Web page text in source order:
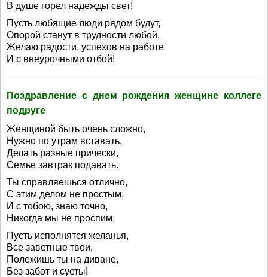
В душе горел надежды свет!
Пусть любящие люди рядом будут,
Опорой станут в трудности любой.
Желаю радости, успехов на работе
И с внеурочными отбой!
Поздравление с днем рождения женщине коллеге
подруге
Женщиной быть очень сложно,
Нужно по утрам вставать,
Делать разные прически,
Семье завтрак подавать.
Ты справляешься отлично,
С этим делом не простым,
И с тобою, знаю точно,
Никогда мы не проспим.
Пусть исполнятся желанья,
Все заветные твои,
Полежишь ты на диване,
Без забот и суеты!